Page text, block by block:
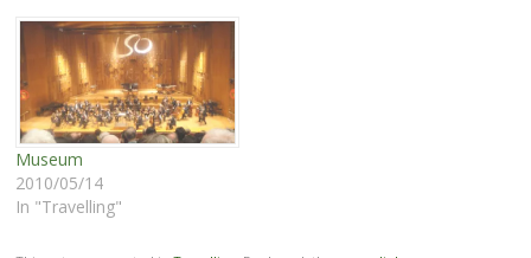
Museum
2010/05/14
In "Travelling"